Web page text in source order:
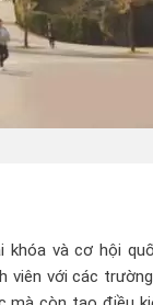
khóa và cơ hội
viên với các